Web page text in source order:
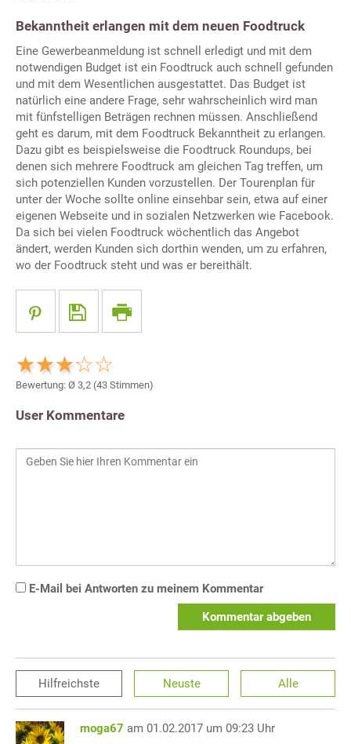
Bekanntheit erlangen mit dem neuen Foodtruck
Eine Gewerbeanmeldung ist schnell erledigt und mit dem
notwendigen Budget ist ein Foodtruck auch schnell gefunden
und mit dem Wesentlichen ausgestattet. Das Budget ist
natürlich eine andere Frage, sehr wahrscheinlich wird man
mit fünfstelligen Beträgen rechnen müssen. Anschließend
geht es darum, mit dem Foodtruck Bekanntheit zu erlangen.
Dazu gibt es beispielsweise die Foodtruck Roundups, bei
denen sich mehrere Foodtruck am gleichen Tag treffen, um
sich potenziellen Kunden vorzustellen. Der Tourenplan für
unter der Woche sollte online einsehbar sein, etwa auf einer
eigenen Webseite und in sozialen Netzwerken wie Facebook.
Da sich bei vielen Foodtruck wöchentlich das Angebot
ändert, werden Kunden sich dorthin wenden, um zu erfahren,
wo der Foodtruck steht und was er bereithält.
Bewertung: Ø 3,2 (43 Stimmen)
User Kommentare
E-Mail bei Antworten zu meinem Kommentar
Kommentar abgeben
Hilfreichste Neuste Alle
moga67 am 01.02.2017 um 09:23 Uhr